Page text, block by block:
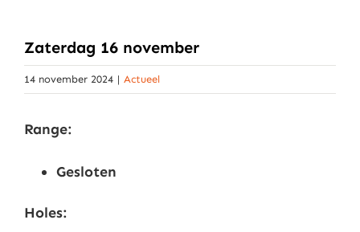
Arrangementen
Activiteitenkalender
Zaterdag 16 november
14 november 2024 | Actueel
Range:
Gesloten
Holes: